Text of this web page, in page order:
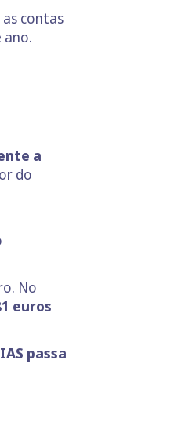
contas
ano.
a
do
No
euros
passa